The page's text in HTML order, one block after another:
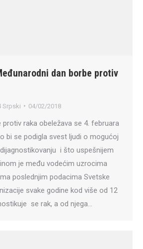
dan borbe protiv
Srpski 04/02/2018
protiv raka obeležava se 4. februara
bi se podigla svest ljudi o mogućoj
i što uspešnijem
je među vodećim uzrocima
poslednjim podacima Svetske
svake godine kod više od 12
se rak, a od njega…